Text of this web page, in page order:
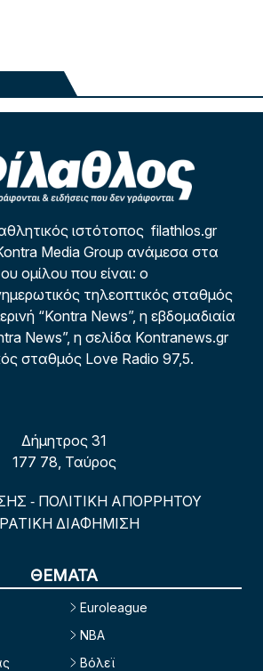
ιστότοπος filathlos.gr
Media Group ανάμεσα στα
ομίλου που είναι: ο
τηλεοπτικός σταθμός
“Kontra News”, η εβδομαδιαία
News”, η σελίδα Kontranews.gr
σταθμός Love Radio 97,5.
Δήμητρος 31
177 78, Ταύρος
- ΠΟΛΙΤΙΚΗ ΑΠΟΡΡΗΤΟΥ
ΔΙΑΦΗΜΙΣΗ
ΘΕΜΑΤΑ
Euroleague
NBA
Βόλεϊ